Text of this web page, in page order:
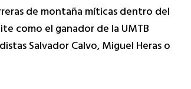
de montaña míticas dentro del
como el ganador de la UMTB
Salvador Calvo, Miguel Heras o